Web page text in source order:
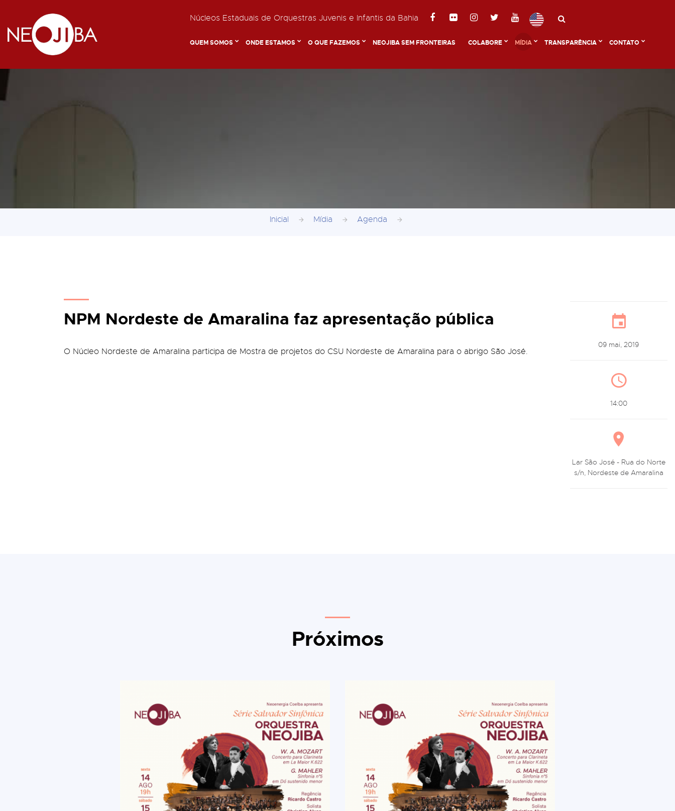
Núcleos Estaduais de Orquestras Juvenis e Infantis da Bahia
QUEM SOMOS ONDE ESTAMOS O QUE FAZEMOS NEOJIBA SEM FRONTEIRAS COLABORE MÍDIA TRANSPARÊNCIA CONTATO
Inicial Mídia Agenda
NPM Nordeste de Amaralina faz apresentação pública
O Núcleo Nordeste de Amaralina participa de Mostra de projetos do CSU Nordeste de Amaralina para o abrigo São José.
09 mai, 2019
14:00
Lar São José - Rua do Norte
s/n, Nordeste de Amaralina
Próximos